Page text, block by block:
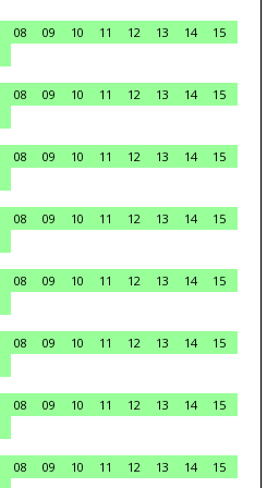
08 09 10 11 12 13 14
15
08 09 10 11 12 13 14
15
08 09 10 11 12 13 14
15
08 09 10 11 12 13 14
15
08 09 10 11 12 13 14
15
08 09 10 11 12 13 14
15
08 09 10 11 12 13 14
15
08 09 10 11 12 13 14
15